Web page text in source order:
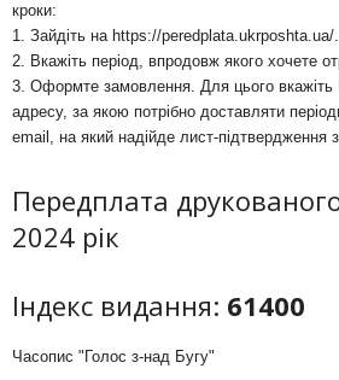
кроки:
1. Зайдіть на https://peredplata.ukrposhta.ua/.
2. Вкажіть період, впродовж якого хочете
3. Оформте замовлення. Для цього
адресу, за якою потрібно доставляти
email, на який надійде лист-підтвердження
Передплата
2024 рік
Індекс видання: 61400
Часопис "Голос з-над Бугу"